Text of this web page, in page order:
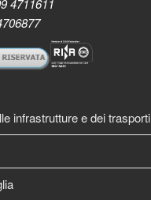
4711611
infrastrutture e dei trasporti